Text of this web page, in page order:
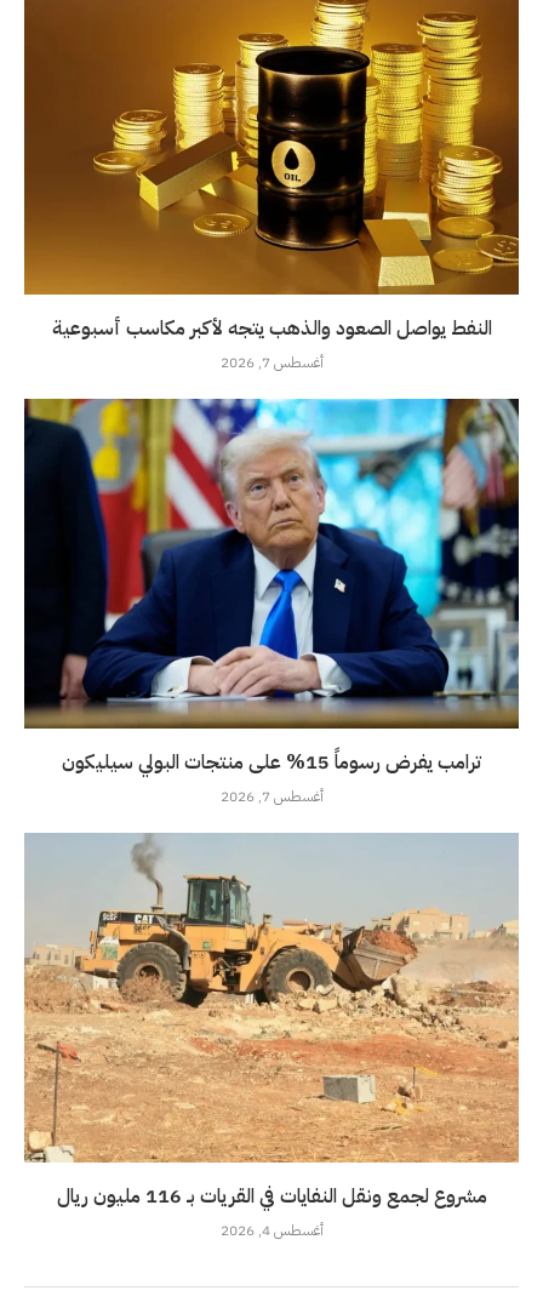
النفط يواصل الصعود والذهب يتجه لأكبر مكاسب أسبوعية
أغسطس 7, 2026
ترامب يفرض رسوماً 15% على منتجات البولي سيليكون
أغسطس 7, 2026
مشروع لجمع ونقل النفايات في القريات بـ 116 مليون ريال
أغسطس 4, 2026